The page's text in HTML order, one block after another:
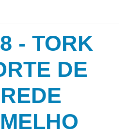
- TORK
DE